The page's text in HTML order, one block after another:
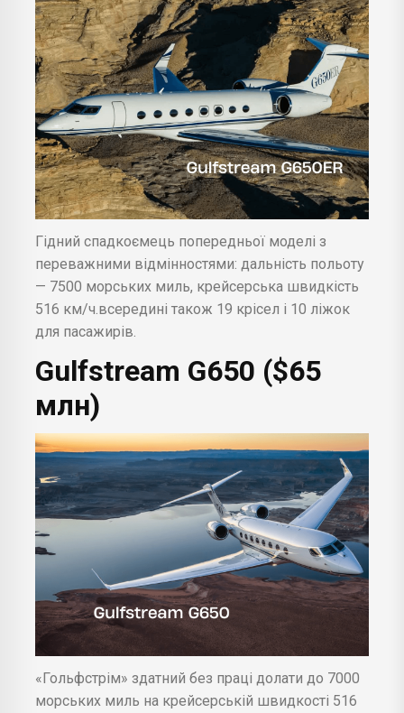
Гідний спадкоємець попередньої моделі з
переважними відмінностями: дальність польоту
— 7500 морських миль, крейсерська швидкість
516 км/ч.всередині також 19 крісел і 10 ліжок
для пасажирів.
Gulfstream G650 ($65
млн)
«Гольфстрім» здатний без праці долати до 7000
морських миль на крейсерській швидкості 516